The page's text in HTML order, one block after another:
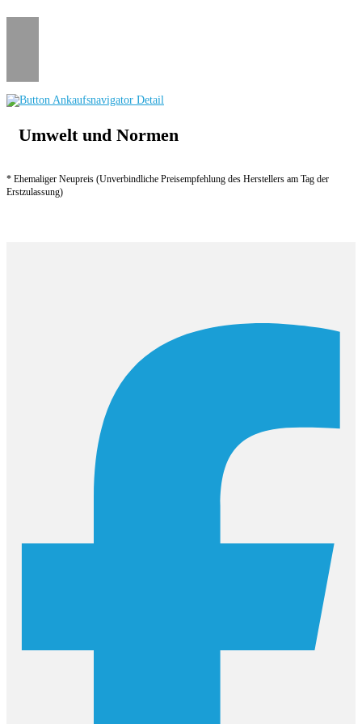
Umwelt und Normen
* Ehemaliger Neupreis (Unverbindliche Preisempfehlung des Herstellers am Tag der
Erstzulassung)